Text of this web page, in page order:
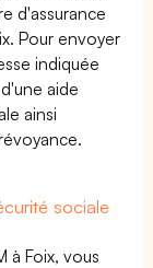
d'assurance
Pour envoyer
indiquée
aide
ainsi
sociale
à Foix, vous